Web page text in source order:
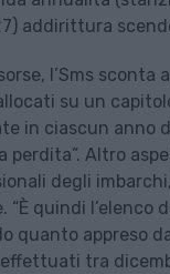
addirittura
l’Sms
su un
in ciascun anno
perdita”. Altro
degli
quindi l’elenco
quanto appreso
tra